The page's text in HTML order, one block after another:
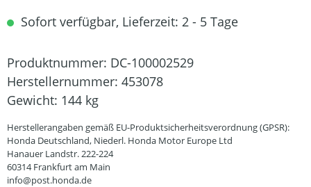
Sofort verfügbar, Lieferzeit: 2 - 5 Tage
Produktnummer: DC-100002529
Herstellernummer: 453078
Gewicht: 144 kg
Herstellerangaben gemäß EU-Produktsicherheitsverordnung (GPSR):
Honda Deutschland, Niederl. Honda Motor Europe Ltd
Hanauer Landstr. 222-224
60314 Frankfurt am Main
info@post.honda.de